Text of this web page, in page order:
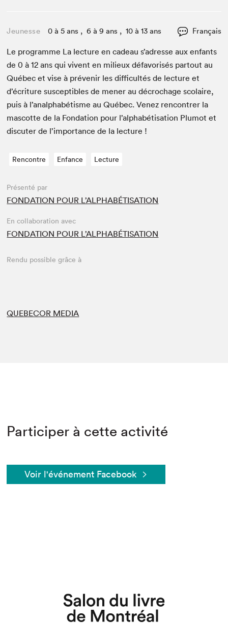
Jeunesse 0 à 5 ans , 6 à 9 ans , 10 à 13 ans Français
Le pro­gramme La lec­ture en cadeau s’adresse aux enfants
de0 à12 ans qui vivent en milieux défa­vorisés partout au
Québec et vise à prévenir les dif­fi­cultés de lec­ture et
d’écriture sus­cep­ti­bles de men­er au décrochage sco­laire,
puis à l’analphabétisme au Québec. Venez ren­con­tr­er la
mas­cotte de la Fon­da­tion pour l’al­phabéti­sa­tion Plumot et
dis­cuter de l’im­por­tance de la lecture !
Rencontre Enfance Lecture
Présenté par
FONDATION POUR L’ALPHABÉTISATION
En collaboration avec
FONDATION POUR L’ALPHABÉTISATION
Rendu possible grâce à
QUEBECOR MEDIA
Participer à cette activité
Voir l'événement Facebook